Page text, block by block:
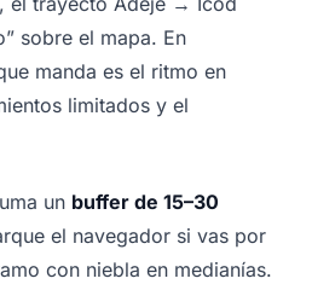
sobre el mapa. En
manda es el ritmo en
limitados y el
un buffer de 15–30
el navegador si vas por
con niebla en medianías.